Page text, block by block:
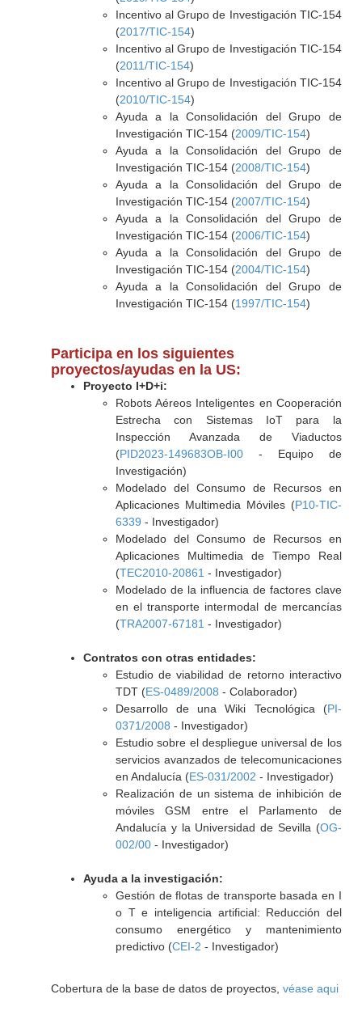
Incentivo al Grupo de Investigación TIC-154
(2017/TIC-154)
Incentivo al Grupo de Investigación TIC-154
(2011/TIC-154)
Incentivo al Grupo de Investigación TIC-154
(2010/TIC-154)
Ayuda a la Consolidación del Grupo de
Investigación TIC-154 (2009/TIC-154)
Ayuda a la Consolidación del Grupo de
Investigación TIC-154 (2008/TIC-154)
Ayuda a la Consolidación del Grupo de
Investigación TIC-154 (2007/TIC-154)
Ayuda a la Consolidación del Grupo de
Investigación TIC-154 (2006/TIC-154)
Ayuda a la Consolidación del Grupo de
Investigación TIC-154 (2004/TIC-154)
Ayuda a la Consolidación del Grupo de
Investigación TIC-154 (1997/TIC-154)
Participa en los siguientes
proyectos/ayudas en la US:
Proyecto I+D+i:
Robots Aéreos Inteligentes en Cooperación
Estrecha con Sistemas IoT para la
Inspección Avanzada de Viaductos
(PID2023-149683OB-I00- Equipo de
Investigación)
Modelado del Consumo de Recursos en
Aplicaciones Multimedia Móviles (P10-TIC-
6339 - Investigador)
Modelado del Consumo de Recursos en
Aplicaciones Multimedia de Tiempo Real
(TEC2010-20861 - Investigador)
Modelado de la influencia de factores clave
en el transporte intermodal de mercancías
(TRA2007-67181 - Investigador)
Contratos con otras entidades:
Estudio de viabilidad de retorno interactivo
TDT (ES-0489/2008 - Colaborador)
Desarrollo de una Wiki Tecnológica (PI-
0371/2008 - Investigador)
Estudio sobre el despliegue universal de los
servicios avanzados de telecomunicaciones
en Andalucía (ES-031/2002 - Investigador)
Realización de un sistema de inhibición de
móviles GSM entre el Parlamento de
Andalucía y la Universidad de Sevilla (OG-
002/00- Investigador)
Ayuda a la investigación:
Gestión de flotas de transporte basada en I
o T e inteligencia artificial: Reducción del
consumo energético y mantenimiento
predictivo (CEI-2 - Investigador)
Cobertura de la base de datos de proyectos, véase aqui